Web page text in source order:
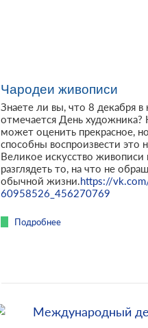
Чародеи живописи
Знаете ли вы, что 8 декабря в
отмечается День
может оценить прекрасное,
способны воспроизвести это
Великое искусство
разглядеть то, на что не
обычной жизни.https://
60958526_456270769
Подробнее